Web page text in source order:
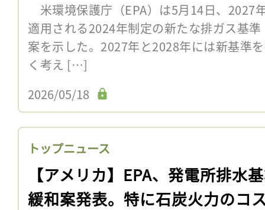
米環境保護庁（EPA）は5月14日、2027
適用される2024年制定の新たな排ガス基
案を示した。2027年と2028年には新基準
く考え […]
2026/05/18
トップニュース
【アメリカ】EPA、発電所排水
緩和案発表。特に石炭火力のコ